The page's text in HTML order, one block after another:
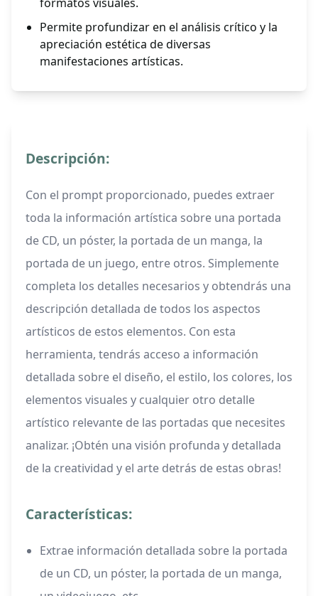
formatos visuales.
Permite profundizar en el análisis crítico y la
apreciación estética de diversas
manifestaciones artísticas.
Descripción:
Con el prompt proporcionado, puedes extraer
toda la información artística sobre una portada
de CD, un póster, la portada de un manga, la
portada de un juego, entre otros. Simplemente
completa los detalles necesarios y obtendrás una
descripción detallada de todos los aspectos
artísticos de estos elementos. Con esta
herramienta, tendrás acceso a información
detallada sobre el diseño, el estilo, los colores, los
elementos visuales y cualquier otro detalle
artístico relevante de las portadas que necesites
analizar. ¡Obtén una visión profunda y detallada
de la creatividad y el arte detrás de estas obras!
Características:
Extrae información detallada sobre la portada
de un CD, un póster, la portada de un manga,